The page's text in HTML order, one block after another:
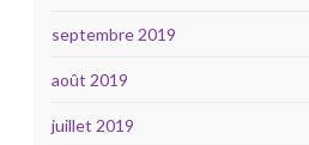
septembre 2019
août 2019
juillet 2019